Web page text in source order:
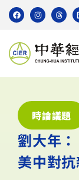
時論議題
劉大年
美中對